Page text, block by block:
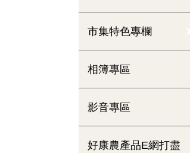
市集特色專欄
相簿專區
影音專區
好康農產品E網打盡